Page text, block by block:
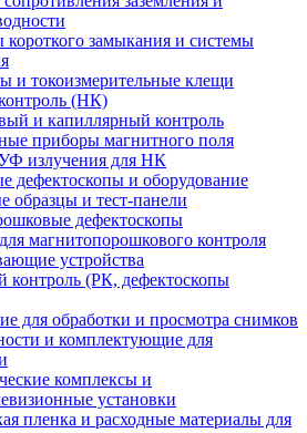
замыкания и системы
и токоизмерительные клещи
(НК)
и капиллярный контроль
приборы магнитного поля
излучения для НК
дефектоскопы и оборудование
образцы и тест-панели
дефектоскопы
магнитопорошкового контроля
устройства
контроль (РК, дефектоскопы
для обработки и просмотра снимков
и комплектующие для
комплексы и
установки
пленка и расходные материалы для